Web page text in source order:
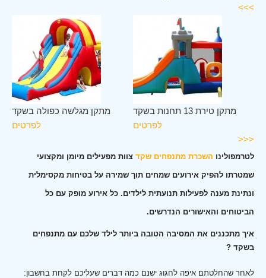
>>>
מתקן מגלשה כפולה בשקד
לפרטים
מתקן טירת 13 תחנות בשקד
לפרטים
<<<
לטרמפולינו השכרת מתנפחים שקד צוות מפעילים מיומן ומקצועי
שמטרתו להפיק אירועים שמחים תוך שמירה על בטיחות מקסימלית
ונתינת מענה לפעילות תנועתית לילדים. כל אירוע מופק עם כל
הביטוחים והאישורים הנדרשים.
איך מתכננים את המסיבה הטובה ביותר לילד שלכם עם מתנפחים
בשקד ?
לאחר שהחלטתם איפה לחגוג ישנם כמה דברים שעליכם לקחת בחשבון: